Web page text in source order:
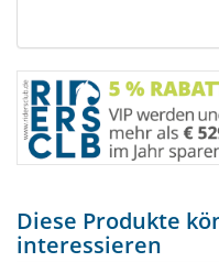
Diese Produkte
interessieren